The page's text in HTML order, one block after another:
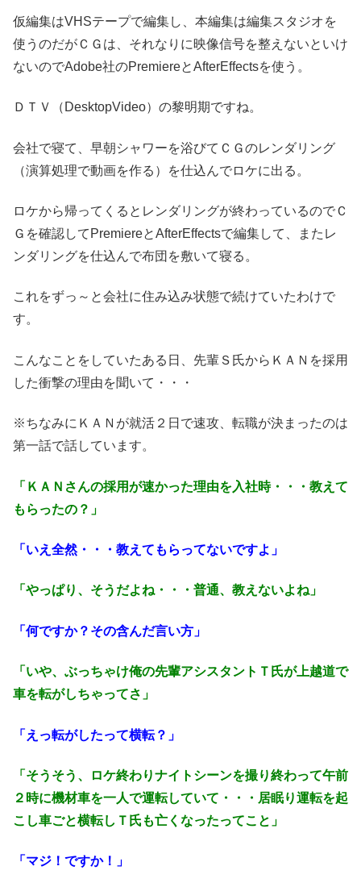
仮編集はVHSテープで編集し、本編集は編集スタジオを
使うのだがＣＧは、それなりに映像信号を整えないといけ
ないのでAdobe社のPremiereとAfterEffectsを使う。
ＤＴＶ（DesktopVideo）の黎明期ですね。
会社で寝て、早朝シャワーを浴びてＣＧのレンダリング
（演算処理で動画を作る）を仕込んでロケに出る。
ロケから帰ってくるとレンダリングが終わっているのでＣ
Ｇを確認してPremiereとAfterEffectsで編集して、またレ
ンダリングを仕込んで布団を敷いて寝る。
これをずっ～と会社に住み込み状態で続けていたわけで
す。
こんなことをしていたある日、先輩Ｓ氏からＫＡＮを採用
した衝撃の理由を聞いて・・・
※ちなみにＫＡＮが就活２日で速攻、転職が決まったのは
第一話で話しています。
「ＫＡＮさんの採用が速かった理由を入社時・・・教えて
もらったの？」
「いえ全然・・・教えてもらってないですよ」
「やっぱり、そうだよね・・・普通、教えないよね」
「何ですか？その含んだ言い方」
「いや、ぶっちゃけ俺の先輩アシスタントＴ氏が上越道で
車を転がしちゃってさ」
「えっ転がしたって横転？」
「そうそう、ロケ終わりナイトシーンを撮り終わって午前
２時に機材車を一人で運転していて・・・居眠り運転を起
こし車ごと横転しＴ氏も亡くなったってこと」
「マジ！ですか！」